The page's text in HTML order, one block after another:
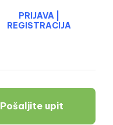
PRIJAVA
REGISTRACIJA
Pošaljite upit